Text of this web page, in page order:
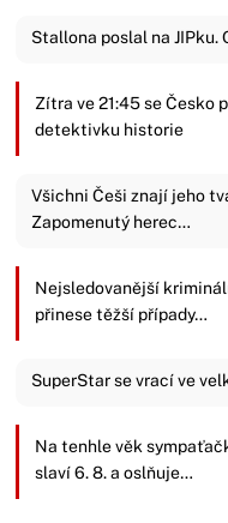
Stallona poslal na JIPku.
Zítra ve 21:45 se Česko
detektivku historie
Všichni Češi znají jeho
Zapomenutý herec…
Nejsledovanější
přinese těžší případy…
SuperStar se vrací ve
Na tenhle věk
slaví 6. 8. a oslňuje…